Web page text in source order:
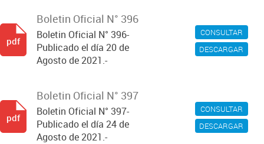
CONSULTAR
DESCARGAR
Boletin Oficial N° 396
Boletin Oficial N° 396-
Publicado el día 20 de
Agosto de 2021.-
pdf
CONSULTAR
DESCARGAR
Boletin Oficial N° 397
Boletin Oficial N° 397-
Publicado el día 24 de
Agosto de 2021.-
pdf